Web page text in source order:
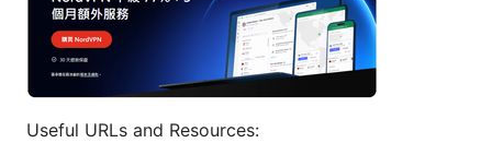
Useful URLs and Resources: